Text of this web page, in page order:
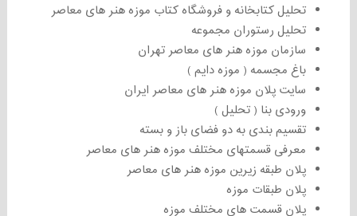
تحلیل کتابخانه و فروشگاه کتاب موزه هنر های معاصر
تحلیل رستوران مجموعه
سازمان موزه هنر های معاصر تهران
باغ مجسمه ( موزه دایم )
سایت پلان موزه هنر های معاصر ایران
ورودی بنا ( تحلیل )
تقسیم بندی به دو فضای باز و بسته
معرفی قسمتهای مختلف موزه هنر های معاصر
پلان طبقه زیرین موزه هنر های معاصر
پلان طبقات موزه
پلان قسمت های مختلف موزه